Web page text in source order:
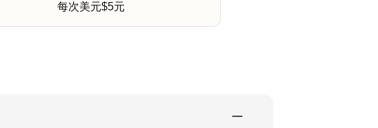
每次美元$5元